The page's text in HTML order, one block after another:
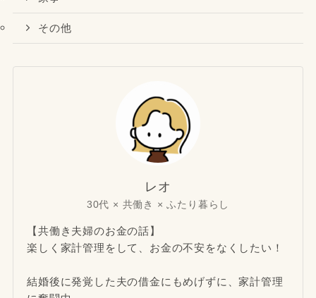
その他
レオ
30代 × 共働き × ふたり暮らし
【共働き夫婦のお金の話】
楽しく家計管理をして、お金の不安をなくしたい！
結婚後に発覚した夫の借金にもめげずに、家計管理